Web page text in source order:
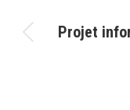
article
Projet